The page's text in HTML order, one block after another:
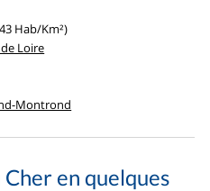
Hab/Km²)
Loire
Montrond
en quelques